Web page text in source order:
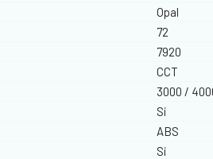
Opal
72
7920
CCT
3000 /
Sí
ABS
Sí